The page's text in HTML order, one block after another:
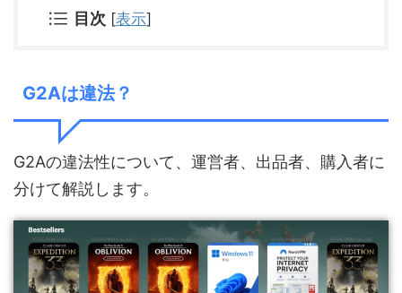
目次 [表示]
G2Aは違法？
G2Aの違法性について、運営者、出品者、購入者に
分けて解説します。